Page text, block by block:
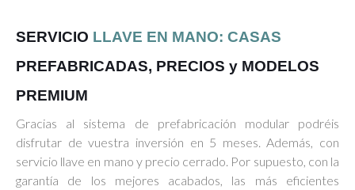
SERVICIO LLAVE EN MANO: CASAS
PREFABRICADAS, PRECIOS y MODELOS
PREMIUM
Gracias al sistema de prefabricación modular podréis
disfrutar de vuestra inversión en 5 meses. Además, con
servicio llave en mano y precio cerrado. Por supuesto, con la
garantía de los mejores acabados, las más eficientes